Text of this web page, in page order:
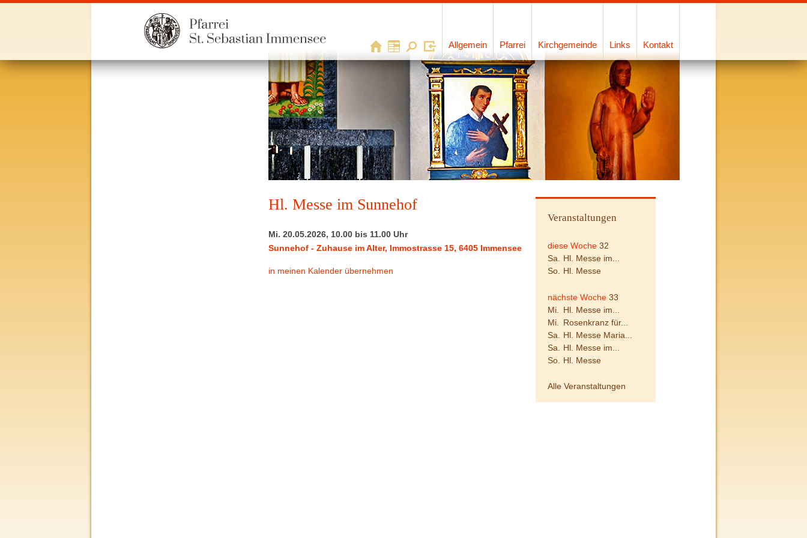
Allgemein Pfarrei Kirchgemeinde Links Kontakt
Veranstaltungen
diese Woche 32
Sa.
Hl. Messe im...
So.
Hl. Messe
nächste Woche 33
Mi.
Hl. Messe im...
Mi.
Rosenkranz für...
Sa.
Hl. Messe Maria...
Sa.
Hl. Messe im...
So.
Hl. Messe
Alle Veranstaltungen
Hl. Messe im Sunnehof
Mi. 20.05.2026, 10.00 bis 11.00 Uhr
Sunnehof - Zuhause im Alter, Immostrasse 15, 6405 Immensee
in meinen Kalender übernehmen